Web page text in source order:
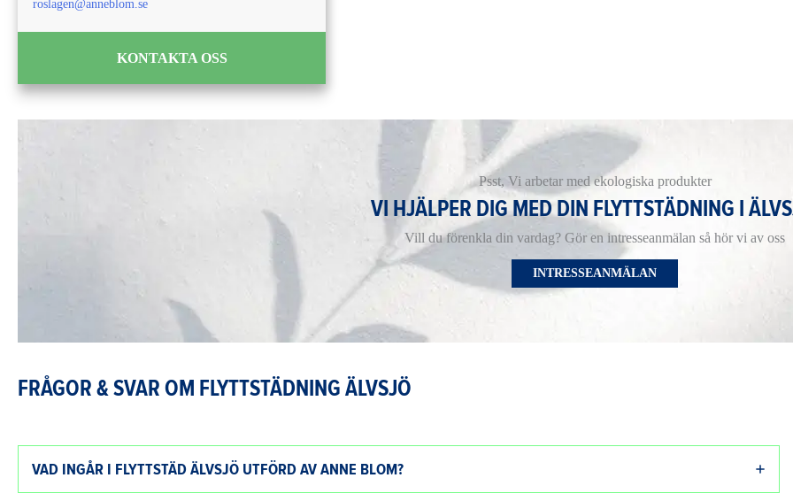
roslagen@anneblom.se
KONTAKTA OSS
Psst, Vi arbetar med ekologiska produkter
VI HJÄLPER DIG MED DIN FLYTTSTÄDNING I
Vill du förenkla din vardag? Gör en intresseanmälan så hör vi av oss
INTRESSEANMÄLAN
FRÅGOR & SVAR OM FLYTTSTÄDNING ÄLVSJÖ
VAD INGÅR I FLYTTSTÄD ÄLVSJÖ UTFÖRD AV ANNE BLOM?